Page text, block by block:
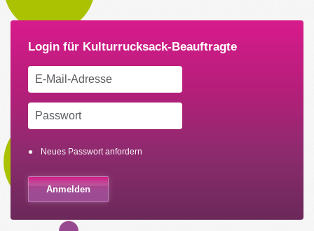
Neues Passwort anfordern